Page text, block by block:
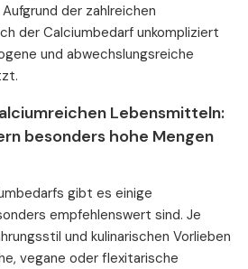
der zahlreichen
der Calciumbedarf unkompliziert
und abwechslungsreiche
Lebensmitteln:
besonders hohe Mengen
gibt es einige
empfehlenswert sind. Je
und kulinarischen Vorlieben
vegane oder flexitarische